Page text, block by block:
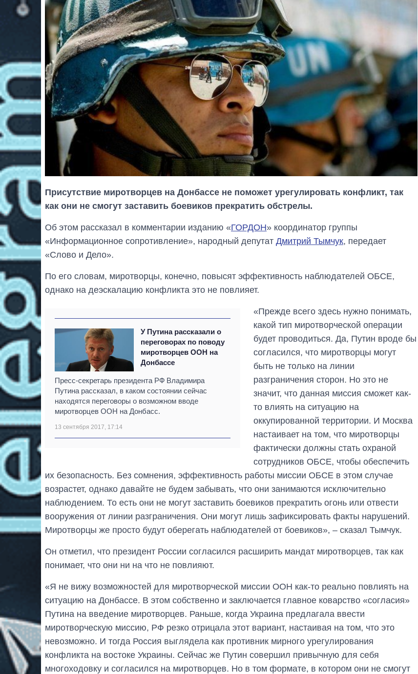
Присутствие миротворцев на Донбассе не поможет урегулировать конфликт, так
как они не смогут заставить боевиков прекратить обстрелы.
Об этом рассказал в комментарии изданию «ГОРДОН» координатор группы
«Информационное сопротивление», народный депутат Дмитрий Тымчук, передает
«Слово и Дело».
По его словам, миротворцы, конечно, повысят эффективность наблюдателей ОБСЕ,
однако на деэскалацию конфликта это не повлияет.
У Путина рассказали о
переговорах по поводу
миротворцев ООН на
Донбассе
Пресс-секретарь президента РФ Владимира
Путина рассказал, в каком состоянии сейчас
находятся переговоры о возможном вводе
миротворцев ООН на Донбасс.
13 сентября 2017, 17:14
«Прежде всего здесь нужно понимать,
какой тип миротворческой операции
будет проводиться. Да, Путин вроде бы
согласился, что миротворцы могут
быть не только на линии
разграничения сторон. Но это не
значит, что данная миссия сможет как-
то влиять на ситуацию на
оккупированной территории. И Москва
настаивает на том, что миротворцы
фактически должны стать охраной
сотрудников ОБСЕ, чтобы обеспечить
их безопасность. Без сомнения, эффективность работы миссии ОБСЕ в этом случае
возрастет, однако давайте не будем забывать, что они занимаются исключительно
наблюдением. То есть они не могут заставить боевиков прекратить огонь или отвести
вооружения от линии разграничения. Они могут лишь зафиксировать факты нарушений.
Миротворцы же просто будут оберегать наблюдателей от боевиков», – сказал Тымчук.
Он отметил, что президент России согласился расширить мандат миротворцев, так как
понимает, что они ни на что не повлияют.
«Я не вижу возможностей для миротворческой миссии ООН как-то реально повлиять на
ситуацию на Донбассе. В этом собственно и заключается главное коварство «согласия»
Путина на введение миротворцев. Раньше, когда Украина предлагала ввести
миротворческую миссию, РФ резко отрицала этот вариант, настаивая на том, что это
невозможно. И тогда Россия выглядела как противник мирного урегулирования
конфликта на востоке Украины. Сейчас же Путин совершил привычную для себя
многоходовку и согласился на миротворцев. Но в том формате, в котором они не смогут
Как сократилось
количество
вторжения